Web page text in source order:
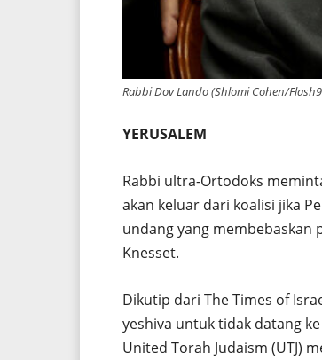
Rabbi Dov Lando (Shlomi Cohen/
YERUSALEM
Rabbi ultra-Ortodoks
akan keluar dari koalisi jika
undang yang membebaskan
Knesset.
Dikutip dari The Times of
yeshiva untuk tidak datang
United Torah Judaism (UTJ)